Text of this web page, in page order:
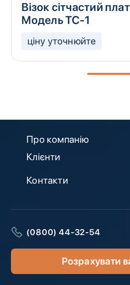
Візок сітчастий
Модель ТС-1
ціну уточнюйте
Про компанію
Клієнти
Контакти
(0800) 44-32-54
Розрахувати